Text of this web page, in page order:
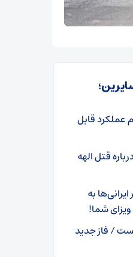
عملکرد قابل
قتل الهه
به
شما!
/ فاز جدید